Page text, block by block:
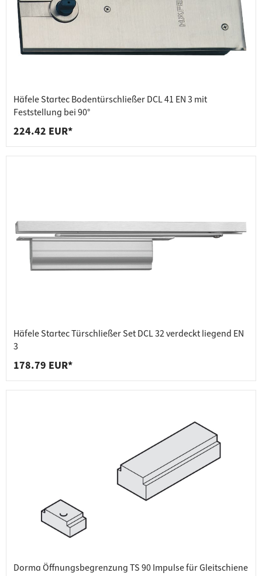
Häfele Startec Bodentürschließer DCL 41 EN 3 mit
Feststellung bei 90°
224.42 EUR*
Häfele Startec Türschließer Set DCL 32 verdeckt liegend EN
3
178.79 EUR*
Dorma Öffnungsbegrenzung TS 90 Impulse für Gleitschiene